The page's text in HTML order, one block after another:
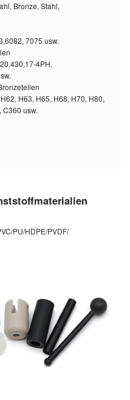
Bronze, Stahl,
7075 usw.
4PH,
H63, H65, H68, H70, H80,
C360 usw.
PU/HDPE/PVDF/